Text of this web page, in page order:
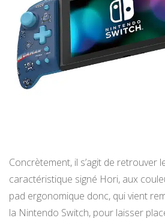
Concrètement, il s’agit de retrouver
caractéristique signé Hori, aux
pad ergonomique donc, qui vient
la Nintendo Switch, pour laisser